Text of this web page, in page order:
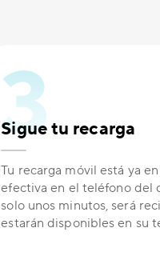
Sigue tu recarga
Tu recarga móvil está ya
efectiva en el teléfono del
solo unos minutos, será
estarán disponibles en su